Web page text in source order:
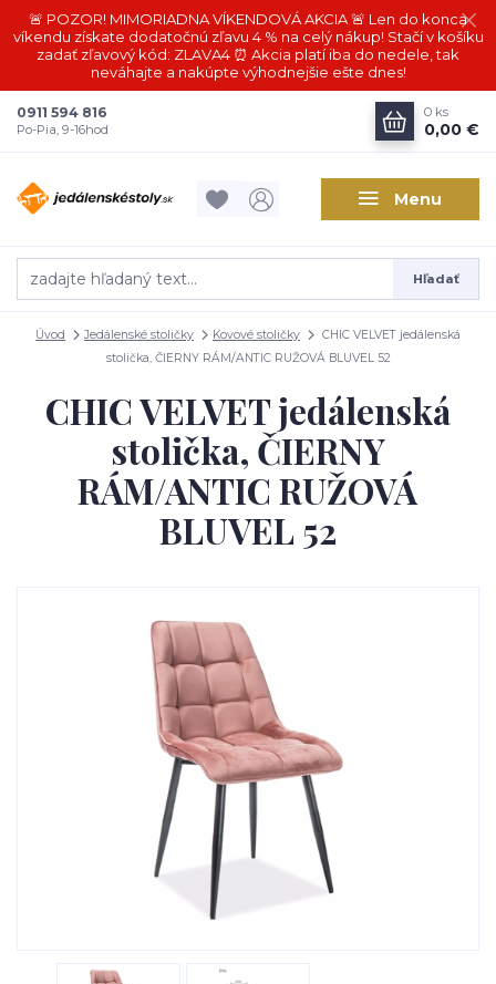
🚨 POZOR! MIMORIADNA VÍKENDOVÁ AKCIA 🚨 Len do konca
víkendu získate dodatočnú zľavu 4 % na celý nákup! Stačí v košíku
zadať zľavový kód: ZLAVA4 ⏰ Akcia platí iba do nedele, tak
neváhajte a nakúpte výhodnejšie ešte dnes!
Menu
Hľadať
0911 594 816
Po-Pia, 9-16hod
0 ks
0,00 €
Úvod Jedálenské stoličky Kovové stoličky
CHIC VELVET jedálenská
stolička, ČIERNY RÁM/ANTIC RUŽOVÁ BLUVEL 52
CHIC VELVET jedálenská
stolička, ČIERNY
RÁM/ANTIC RUŽOVÁ
BLUVEL 52